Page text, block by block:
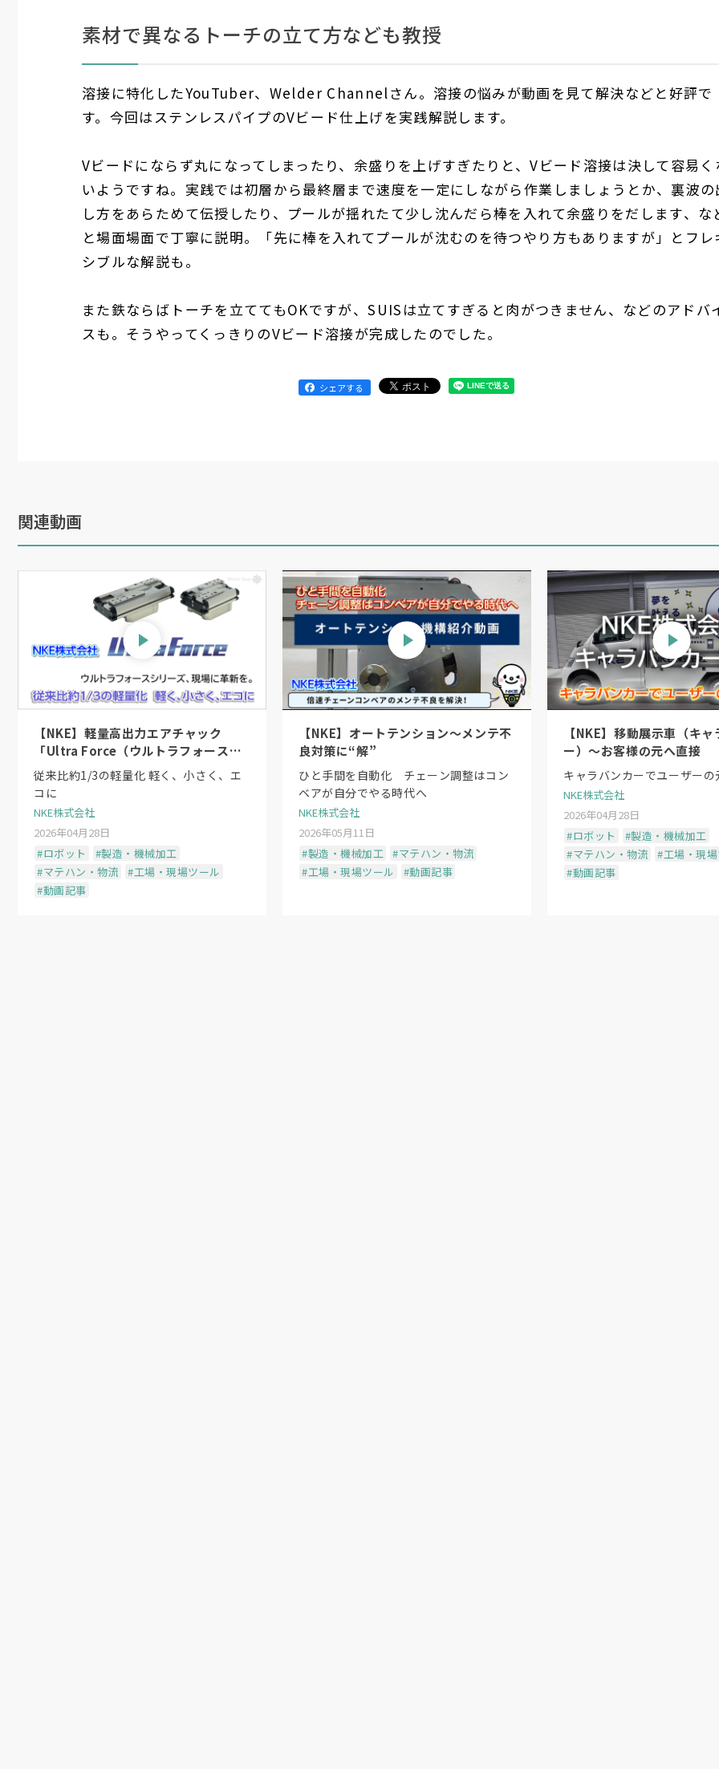
素材で異なるトーチの立て方なども教授
溶接に特化したYouTuber、Welder Channelさん。溶接の悩みが動画を見て解決などと好評で
す。今回はステンレスパイプのVビード仕上げを実践解説します。
Vビードにならず丸になってしまったり、余盛りを上げすぎたりと、Vビード溶接は決して容易く
いようですね。実践では初層から最終層まで速度を一定にしながら作業しましょうとか、裏波の
し方をあらためて伝授したり、プールが揺れたて少し沈んだら棒を入れて余盛りをだします、な
と場面場面で丁寧に説明。「先に棒を入れてプールが沈むのを待つやり方もありますが」とフレ
シブルな解説も。
また鉄ならばトーチを立ててもOKですが、SUISは立てすぎると肉がつきません、などのアドバ
スも。そうやってくっきりのVビード溶接が完成したのでした。
シェアする
関連動画
【NKE】軽量高出力エアチャック
「Ultra Force（ウルトラフォース）
シリーズ」〜日本初のシーケンスシリ
ンダ機構
従来比約1/3の軽量化 軽く、小さく、エ
コに
NKE株式会社
2026年04月28日
#ロボット
#製造・機械加工
#マテハン・物流
#工場・現場ツール
#動画記事
【NKE】オートテンション〜メンテ不
良対策に“解”
ひと手間を自動化 チェーン調整はコン
ベアが自分でやる時代へ
NKE株式会社
2026年05月11日
#製造・機械加工 #マテハン・物流
#工場・現場ツール
#動画記事
【NKE】移動展示車（キ
ー）〜お客様の元へ直接
キャラバンカーでユーザーの
NKE株式会社
2026年04月28日
#ロボット
#製造・機械加工
#マテハン・物流
#工場・現
#動画記事